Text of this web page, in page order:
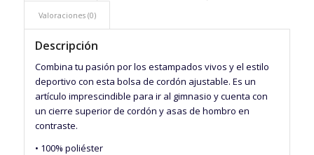
Valoraciones (0)
Descripción
Combina tu pasión por los estampados vivos y el estilo
deportivo con esta bolsa de cordón ajustable. Es un
artículo imprescindible para ir al gimnasio y cuenta con
un cierre superior de cordón y asas de hombro en
contraste.
• 100% poliéster